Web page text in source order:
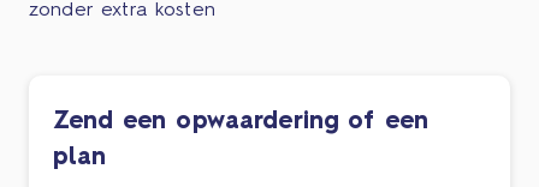
zonder extra kosten
Zend een opwaardering of een
plan